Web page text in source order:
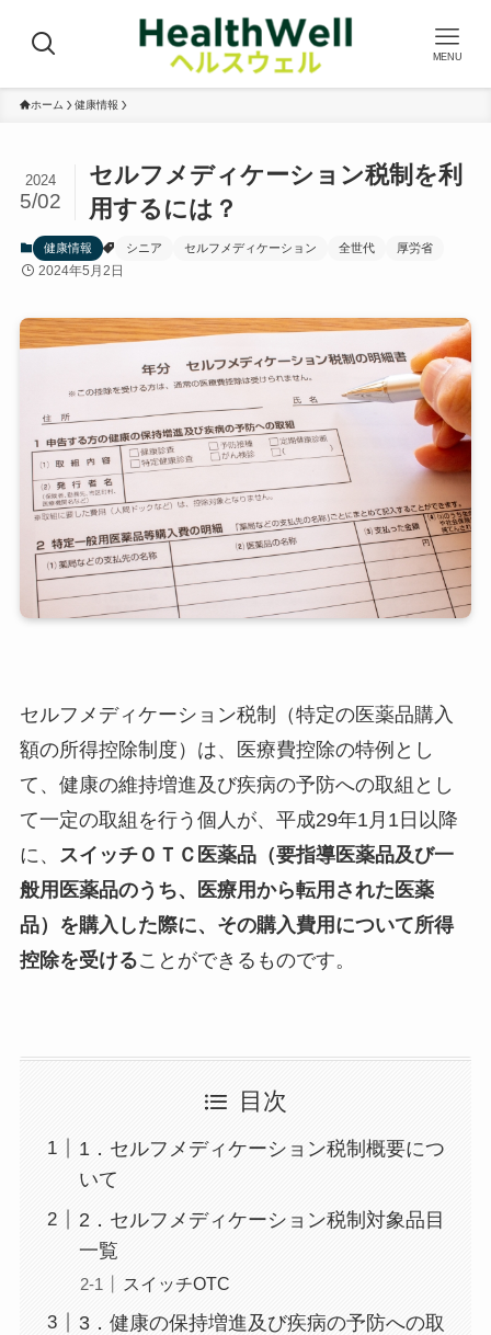
MENU
ホーム 健康情報
セルフメディケーション税制を利
用するには？
2024
5/02
健康情報 シニア セルフメディケーション 全世代 厚労省
2024年5月2日
セルフメディケーション税制（特定の医薬品購入
額の所得控除制度）は、医療費控除の特例とし
て、健康の維持増進及び疾病の予防への取組とし
て一定の取組を行う個人が、平成29年1月1日以降
に、 スイッチＯＴＣ医薬品（要指導医薬品及び一
般用医薬品のうち、医療用から転用された医薬
品）を購入した際に、その購入費用について所得
控除を受けることができるものです。
目次
1．セルフメディケーション税制概要につ
いて
2．セルフメディケーション税制対象品目
一覧
スイッチOTC
3．健康の保持増進及び疾病の予防への取